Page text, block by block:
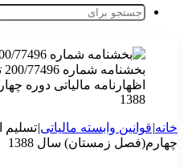
اظهارنامه مالیاتی دوره
1388
خانه|قوانین وابسته مالیاتی|تسلیم
چهارم(فصل زمستان) سال 1388